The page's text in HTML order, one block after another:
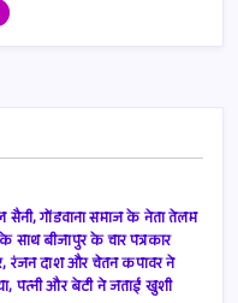
सैनी, गोंडवाना समाज के नेता तेलम
बीजापुर के चार पत्रकार
रंजन दाश और चेतन कपावर ने
पत्नी और बेटी ने जताई खुशी